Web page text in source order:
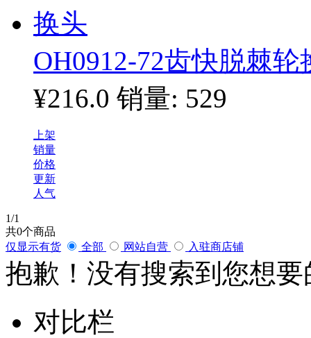
OH0912-72齿快脱棘轮
¥216.0 销量: 529
上架
销量
价格
更新
人气
1/1
共0个商品
仅显示有货
全部 网站自营 入驻商店铺
抱歉！没有搜索到您想
对比栏